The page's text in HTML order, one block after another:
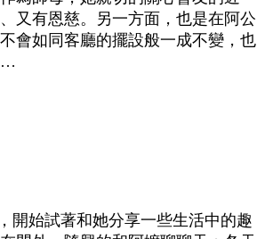
又有恩慈。另一方面，也是在阿公
會如同客廳的擺設般一成不變，也
開始試著和她分享一些生活中的趣